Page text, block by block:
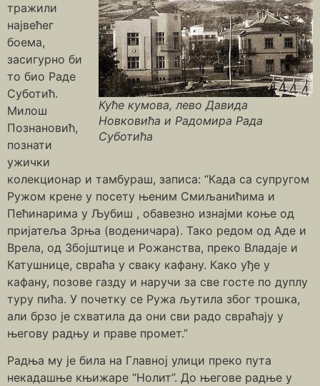
Куће кумова, лево Давида
Новковића и Радомира Рада
Суботића
тражили
највећег
боема,
засигурно би
то био Раде
Суботић.
Милош
Познановић,
познати
ужички
колекционар и тамбураш, записа: “Када са супругом
Ружом крене у посету њеним Смиљанићима и
Пећинарима у Љубиш , обавезно изнајми коње од
пријатеља Зрња (воденичара). Тако редом од Аде и
Врела, од Збојштице и Рожанства, преко Владаје и
Катушнице, свраћа у сваку кафану. Како уђе у
кафану, позове газду и наручи за све госте по дуплу
туру пића. У почетку се Ружа љутила због трошка,
али брзо је схватила да они сви радо свраћају у
његову радњу и праве промет.”
Радња му је била на Главној улици преко пута
некадашње књижаре “Нолит”. До његове радње у